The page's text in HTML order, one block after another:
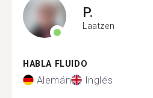
P.
Laatzen
HABLA FLUIDO
Alemán Inglés